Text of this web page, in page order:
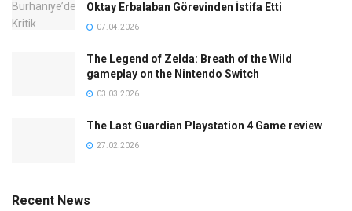
Oktay Erbalaban Görevinden İstifa Etti
07.04.2026
The Legend of Zelda: Breath of the Wild
gameplay on the Nintendo Switch
03.03.2026
The Last Guardian Playstation 4 Game review
27.02.2026
Recent News